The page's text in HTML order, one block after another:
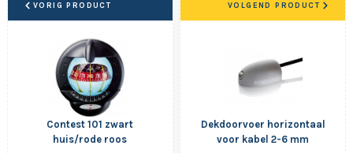
VORIG PRODUCT
Contest 101 zwart
huis/rode roos
Dekdoorvoer horizontaal
voor kabel 2-6 mm
VOLGEND PRODUCT